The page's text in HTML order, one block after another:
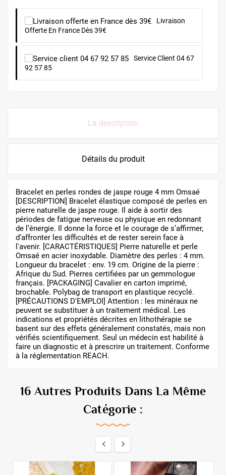
Livraison
Offerte En France Dès 39€
Service Client 04 67
92 57 85
La description
Détails du produit
Bracelet en perles rondes de jaspe rouge 4 mm Omsaé
[DESCRIPTION] Bracelet élastique composé de perles en
pierre naturelle de jaspe rouge. Il aide à sortir des
périodes de fatigue nerveuse ou physique en redonnant
de l’énergie. Il donne la force et le courage de s’affirmer,
d’affronter les difficultés et de rester serein face à
l'avenir. [CARACTÉRISTIQUES] Pierre naturelle et perle
Omsaé en acier inoxydable. Diamètre des perles : 4 mm.
Longueur du bracelet : env. 19 cm. Origine de la pierre :
Afrique du Sud. Pierres certifiées par un gemmologue
français. [PACKAGING] Cavalier en carton imprimé,
brochable. Polybag de transport en plastique recyclé.
[PRÉCAUTIONS D'EMPLOI] Attention : les minéraux ne
peuvent se substituer à un traitement médical. Les
indications et propriétés décrites en lithothérapie se
basent sur des effets généralement constatés, mais non
vérifiés scientifiquement. Seul un médecin est habilité à
faire un diagnostic et à prescrire un traitement. Conforme
à la réglementation REACH.
16 Autres Produits Dans La Même
Catégorie :
 